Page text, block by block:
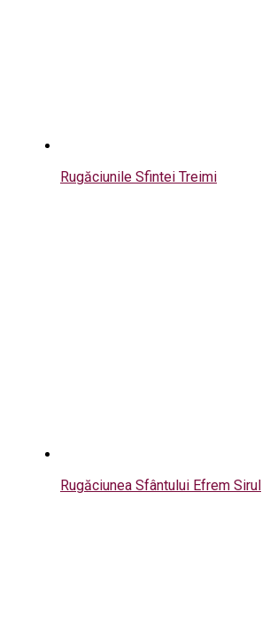
Rugăciunile Sfintei Treimi
Rugăciunea Sfântului Efrem Sirul